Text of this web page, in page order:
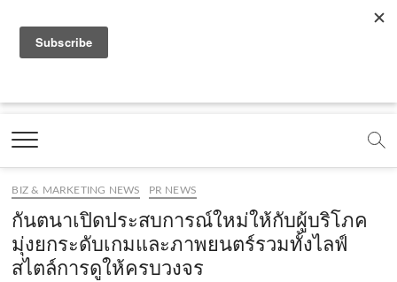
a
e
b
o
o
k
.
o
t
b
e
.
c
.
o
e
m
e
t
g
r
a
m
t
k
.
c
o
Marketing Oops!
DIGITAL | CREATIVE | ADVERTISING | CAMPAIGN |
BIZ & MARKETING NEWS PR NEWS
กันตนาเปิดประสบการณ์ใหม่ให้กับผู้บริโภค
มุ่งยกระดับเกมและภาพยนตร์รวมทั้งไลฟ์
สไตล์การดูให้ครบวงจร